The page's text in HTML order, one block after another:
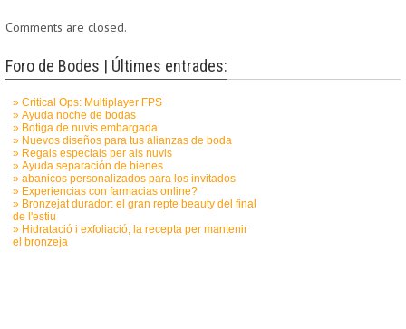
Comments are closed.
Foro de Bodes | Últimes entrades: